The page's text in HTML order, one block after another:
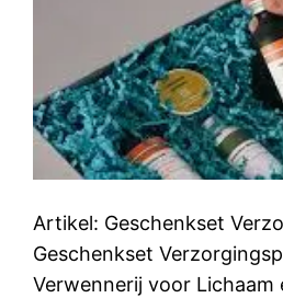
Artikel: Geschenkset
Geschenkset
Verwennerij voor Lichaam